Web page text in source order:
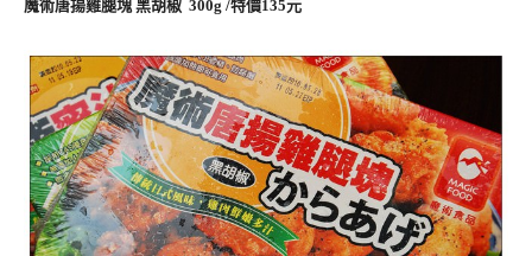
魔術唐揚雞腿塊 黑胡椒 300g /特價135元